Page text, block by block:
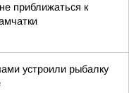
приближаться к
устроили рыбалку